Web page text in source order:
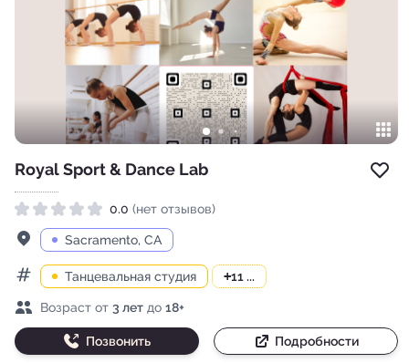
Royal Sport & Dance Lab
0.0 (нет отзывов)
Адрес
Sacramento, CA
КатегорииТанцевальная студия +11 ...
Возраст детей
Возраст от 3 лет до 18+
Позвонить Подробности